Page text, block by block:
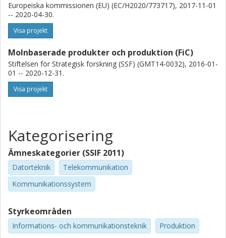
Europeiska kommissionen (EU) (EC/H2020/773717), 2017-11-01
-- 2020-04-30.
Visa projekt
Molnbaserade produkter och produktion (FiC)
Stiftelsen för Strategisk forskning (SSF) (GMT14-0032), 2016-01-
01 -- 2020-12-31.
Visa projekt
Kategorisering
Ämneskategorier (SSIF 2011)
Datorteknik
Telekommunikation
Kommunikationssystem
Styrkeområden
Informations- och kommunikationsteknik Produktion